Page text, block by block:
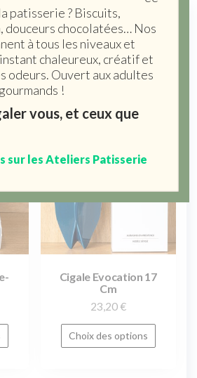
Cigale Evocation 17
Cm
23,20 €
Choix des options
patisserie ? Biscuits,
douceurs chocolatées… Nos
à tous les niveaux et
chaleureux, créatif et
odeurs. Ouvert aux adultes
!
vous, et ceux que
sur les Ateliers Patisserie